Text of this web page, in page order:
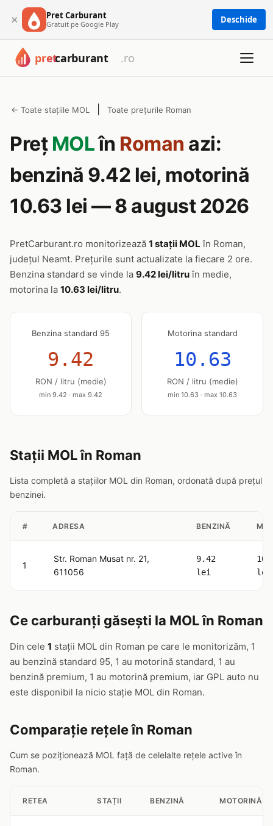
× Pret Carburant
Gratuit pe Google Play Deschide
← Toate stațiile MOL Toate prețurile Roman
Preț MOLîn Roman azi:
benzină 9.42 lei, motorină
10.63 lei — 8 august 2026
PretCarburant.ro monitorizează 1 stații MOL în Roman,
județul Neamt. Prețurile sunt actualizate la fiecare 2 ore.
Benzina standard se vinde la 9.42 lei/litruîn medie,
motorina la 10.63 lei/litru.
Benzina standard 95
9.42
RON / litru (medie)
min 9.42 · max 9.42
Motorina standard
10.63
RON / litru (medie)
min 10.63 · max 10.63
Stații MOL în Roman
Lista completă a stațiilor MOL din Roman, ordonată după prețul
benzinei.
# ADRESA BENZINĂ
1
Str. Roman Musat nr. 21,
611056
9.42
lei
lei
Ce carburanți găsești la MOL în Roman
Din cele 1 stații MOL din Roman pe care le monitorizăm, 1
au benzină standard 95, 1 au motorină standard, 1 au
benzină premium, 1 au motorină premium, iar GPL auto nu
este disponibil la nicio stație MOL din Roman.
Comparație rețele în Roman
Cum se poziționează MOL față de celelalte rețele active în
Roman.
RETEA STAȚII BENZINĂ MOTORINĂ